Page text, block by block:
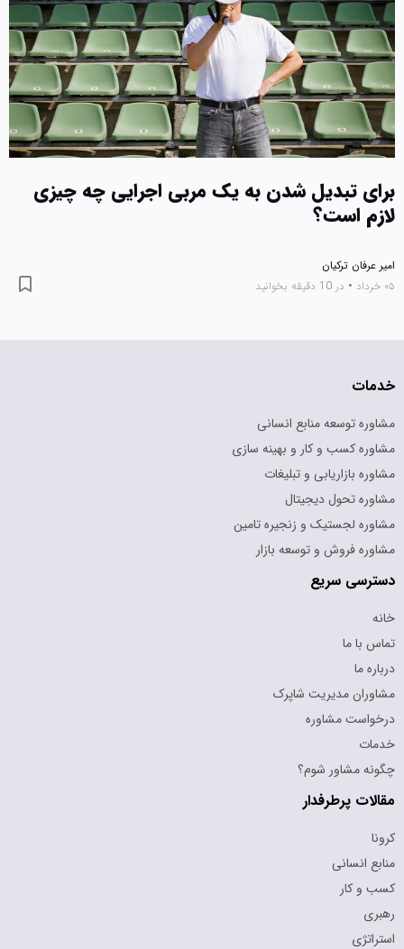
برای تبدیل شدن به یک مربی اجرایی چه چیزی
لازم است؟
امیر عرفان ترکیان
۰۵ خرداد
• در 10 دقیقه بخوانید
خدمات
مشاوره توسعه منابع انسانی
مشاوره کسب و کار و بهینه سازی
مشاوره بازاریابی و تبلیغات
مشاوره تحول دیجیتال
مشاوره لجستیک و زنجیره تامین
مشاوره فروش و توسعه بازار
دسترسی سریع
خانه
تماس با ما
درباره ما
مشاوران مدیریت شاپرک
درخواست مشاوره
خدمات
چگونه مشاور شوم؟
مقالات پرطرفدار
کرونا
منابع انسانی
کسب و کار
رهبری
استراتژی